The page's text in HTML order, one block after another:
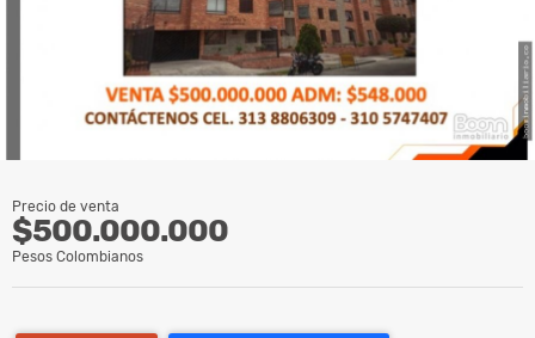
Precio de venta
$500.000.000
Pesos Colombianos